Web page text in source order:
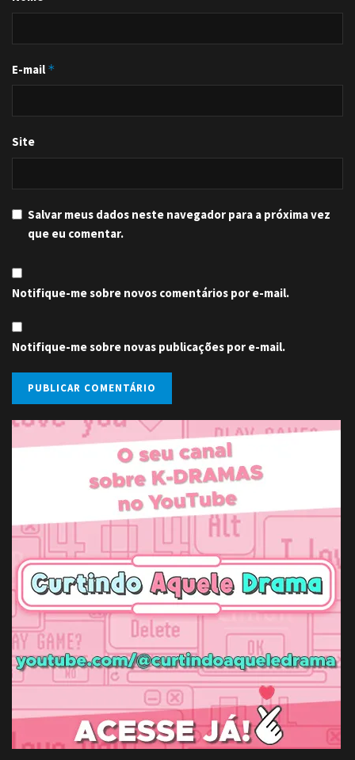
E-mail *
Site
Salvar meus dados neste navegador para a próxima vez
que eu comentar.
Notifique-me sobre novos comentários por e-mail.
Notifique-me sobre novas publicações por e-mail.